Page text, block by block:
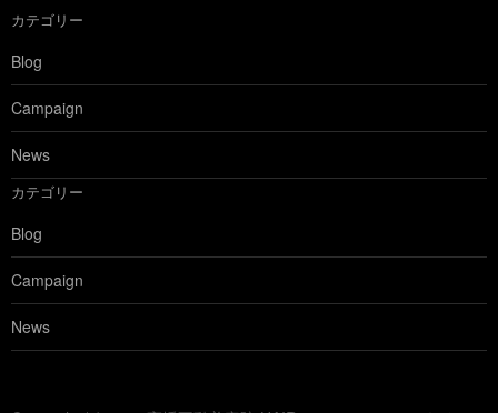
ブ
ロ
グ
を
見
る
カテゴリー
Blog
Campaign
News
カテゴリー
Blog
Campaign
News